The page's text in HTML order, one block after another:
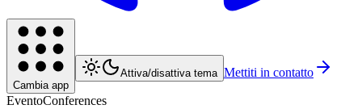
Cambia app
Attiva/disattiva tema Mettiti in contatto
EventoConferences